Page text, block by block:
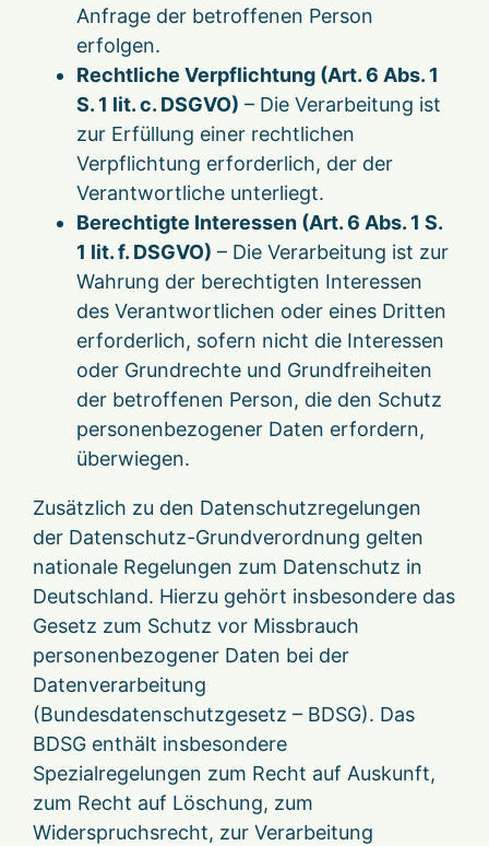
Anfrage der betroffenen Person
erfolgen.
Rechtliche Verpflichtung (Art. 6 Abs. 1
S. 1 lit. c. DSGVO) – Die Verarbeitung ist
zur Erfüllung einer rechtlichen
Verpflichtung erforderlich, der der
Verantwortliche unterliegt.
Berechtigte Interessen (Art. 6 Abs. 1 S.
1 lit. f. DSGVO) – Die Verarbeitung ist zur
Wahrung der berechtigten Interessen
des Verantwortlichen oder eines Dritten
erforderlich, sofern nicht die Interessen
oder Grundrechte und Grundfreiheiten
der betroffenen Person, die den Schutz
personenbezogener Daten erfordern,
überwiegen.
Zusätzlich zu den Datenschutzregelungen
der Datenschutz-Grundverordnung gelten
nationale Regelungen zum Datenschutz in
Deutschland. Hierzu gehört insbesondere das
Gesetz zum Schutz vor Missbrauch
personenbezogener Daten bei der
Datenverarbeitung
(Bundesdatenschutzgesetz – BDSG). Das
BDSG enthält insbesondere
Spezialregelungen zum Recht auf Auskunft,
zum Recht auf Löschung, zum
Widerspruchsrecht, zur Verarbeitung